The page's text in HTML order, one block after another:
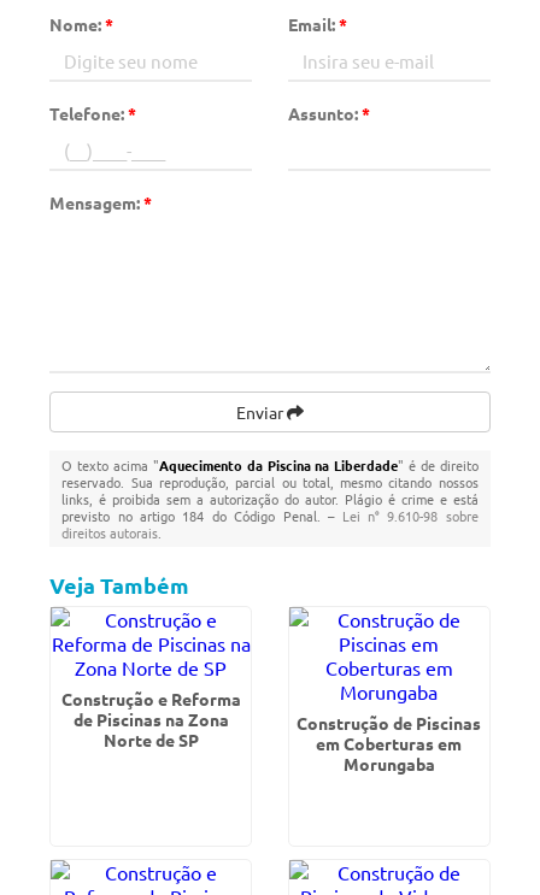
Nome:* Email:*
Telefone:* Assunto:*
Mensagem:*
Enviar
O texto acima "Aquecimento da Piscina na Liberdade" é de direito
reservado. Sua reprodução, parcial ou total, mesmo citando nossos
links, é proibida sem a autorização do autor. Plágio é crime e está
previsto no artigo 184 do Código Penal. – Lei n° 9.610-98 sobre
direitos autorais
Veja Também
Construção e Reforma
de Piscinas na Zona
Norte de SP
Construção de Piscinas
em Coberturas em
Morungaba